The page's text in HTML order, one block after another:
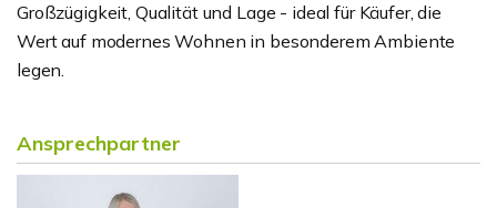
Großzügigkeit, Qualität und Lage - ideal für Käufer, die
Wert auf modernes Wohnen in besonderem Ambiente
legen.
Ansprechpartner